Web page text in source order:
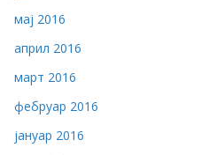
мај 2016
април 2016
март 2016
фебруар 2016
јануар 2016